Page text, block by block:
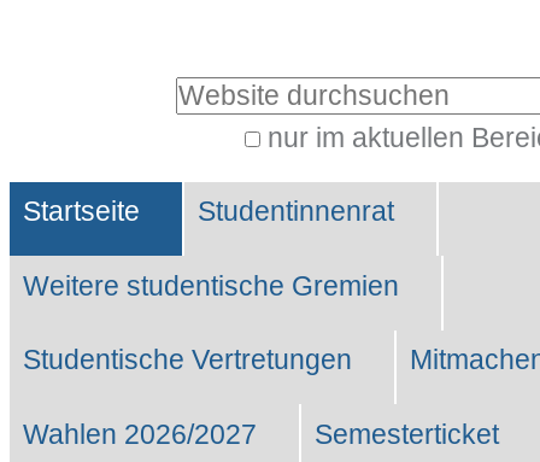
Website durchsuchen
nur im aktuellen
Suche…
Sektionen
Startseite Studentinnenrat
Weitere studentische Gremien
Studentische Vertretungen
Wahlen 2026/2027 Semesterticket